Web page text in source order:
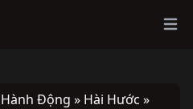
Hành Động » Hài Hước »